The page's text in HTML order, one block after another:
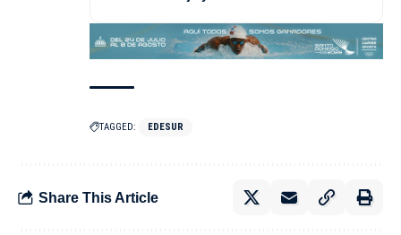
TAGGED: EDESUR
Share This Article